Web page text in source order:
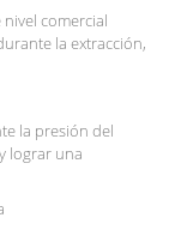
comercial
la extracción,
la presión del
lograr una